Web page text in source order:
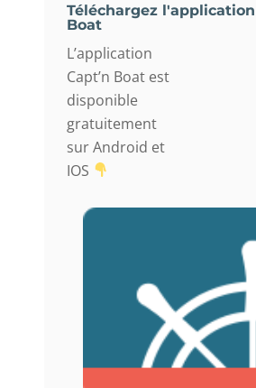
Téléchargez
Boat
L’application
Capt’n Boat est
disponible
gratuitement
sur Android et
IOS